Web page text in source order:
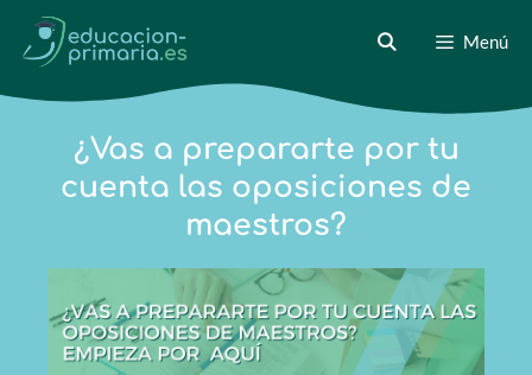
Menú
¿Vas a prepararte por tu
cuenta las oposiciones de
maestros?